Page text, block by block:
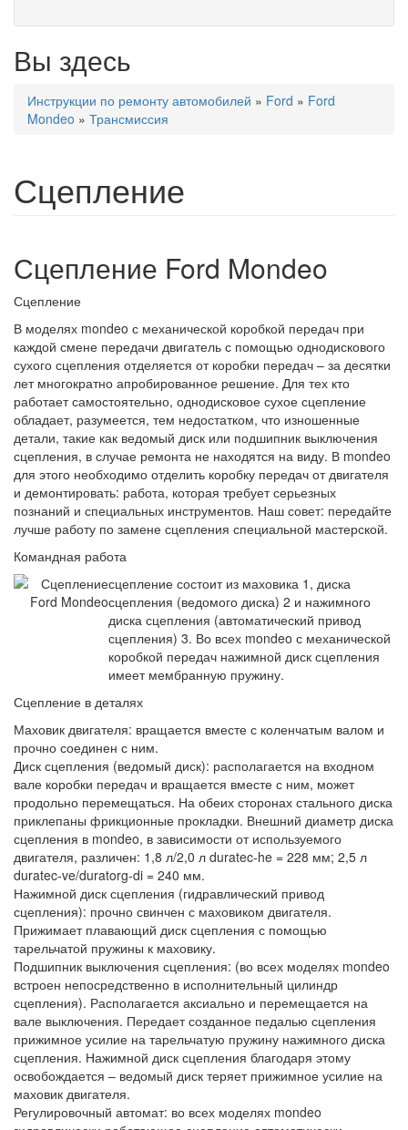
Вы здесь
Инструкции по ремонту автомобилей » Ford » Ford
Mondeo » Трансмиссия
Сцепление
Сцепление Ford Mondeo
Сцепление
В моделях mondeo с механической коробкой передач при
каждой смене передачи двигатель с помощью однодискового
сухого сцепления отделяется от коробки передач – за десятки
лет многократно апробированное решение. Для тех кто
работает самостоятельно, однодисковое сухое сцепление
обладает, разумеется, тем недостатком, что изношенные
детали, такие как ведомый диск или подшипник выключения
сцепления, в случае ремонта не находятся на виду. В mondeo
для этого необходимо отделить коробку передач от двигателя
и демонтировать: работа, которая требует серьезных
познаний и специальных инструментов. Наш совет: передайте
лучше работу по замене сцепления специальной мастерской.
Командная работа
сцепление состоит из маховика 1, диска
сцепления (ведомого диска) 2 и нажимного
диска сцепления (автоматический привод
сцепления) 3. Во всех mondeo с механической
коробкой передач нажимной диск сцепления
имеет мембранную пружину.
Сцепление в деталях
Маховик двигателя: вращается вместе с коленчатым валом и
прочно соединен с ним.
Диск сцепления (ведомый диск): располагается на входном
вале коробки передач и вращается вместе с ним, может
продольно перемещаться. На обеих сторонах стального диска
приклепаны фрикционные прокладки. Внешний диаметр диска
сцепления в mondeo, в зависимости от используемого
двигателя, различен: 1,8 л/2,0 л duratec-he = 228 мм; 2,5 л
duratec-ve/duratorg-di = 240 мм.
Нажимной диск сцепления (гидравлический привод
сцепления): прочно свинчен с маховиком двигателя.
Прижимает плавающий диск сцепления с помощью
тарельчатой пружины к маховику.
Подшипник выключения сцепления: (во всех моделях mondeo
встроен непосредственно в исполнительный цилиндр
сцепления). Располагается аксиально и перемещается на
вале выключения. Передает созданное педалью сцепления
прижимное усилие на тарельчатую пружину нажимного диска
сцепления. Нажимной диск сцепления благодаря этому
освобождается – ведомый диск теряет прижимное усилие на
маховик двигателя.
Регулировочный автомат: во всех моделях mondeo